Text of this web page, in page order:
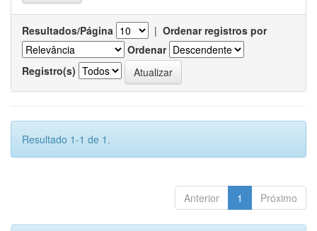
Resultados/Página | Ordenar registros por
Ordenar
Registro(s)
Resultado 1-1 de 1.
Anterior 1 Próximo